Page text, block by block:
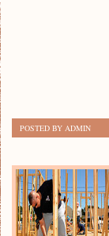
POSTED BY ADMIN